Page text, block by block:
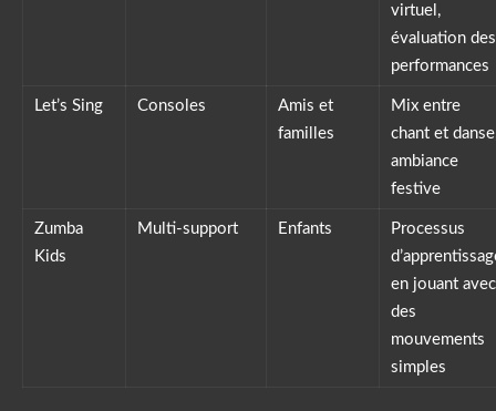
virtuel,
évaluation des
performances
Let’s Sing Consoles
Amis et
familles
Mix entre
chant et
ambiance
festive
Zumba
Kids
Multi-support Enfants
Processus
en jouant avec
des
mouvements
simples